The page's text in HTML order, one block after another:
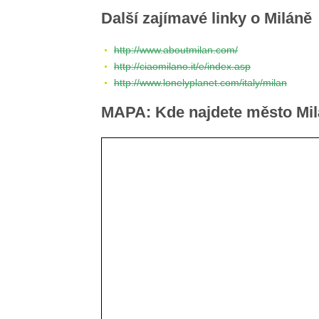
Další zajímavé linky o Miláně
http://www.aboutmilan.com/
http://ciaomilano.it/e/index.asp
http://www.lonelyplanet.com/italy/milan
MAPA: Kde najdete město